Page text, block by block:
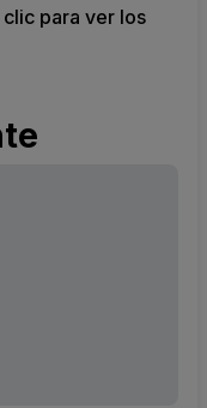
para ver los